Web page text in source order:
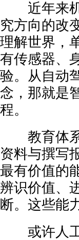
近年来机
究方向的改
理解世界，
有传感器、
验。从自动
念，那就是
程。
教育体系
资料与撰写
最有价值的
辨识价值、
断。这些能
或许人工